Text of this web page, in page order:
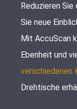
Reduzieren
Sie neue
Mit AccuScan
Ebenheit und
verschiedenen
Drehtische